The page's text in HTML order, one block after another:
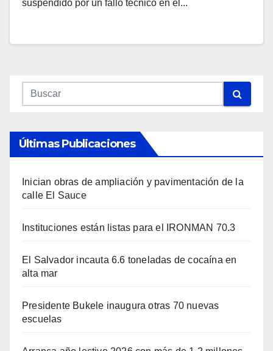
suspendido por un fallo técnico en el...
Últimas Publicaciones
Inician obras de ampliación y pavimentación de la
calle El Sauce
Instituciones están listas para el IRONMAN 70.3
El Salvador incauta 6.6 toneladas de cocaína en
alta mar
Presidente Bukele inaugura otras 70 nuevas
escuelas